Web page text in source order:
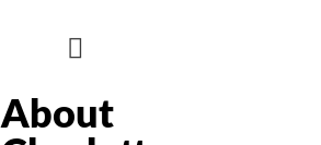
AUTHOR
BIO
About